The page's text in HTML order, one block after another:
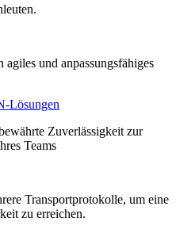
agiles und anpassungsfähiges
Lösungen
Zuverlässigkeit zur
Teams
Transportprotokolle, um eine
zu erreichen.